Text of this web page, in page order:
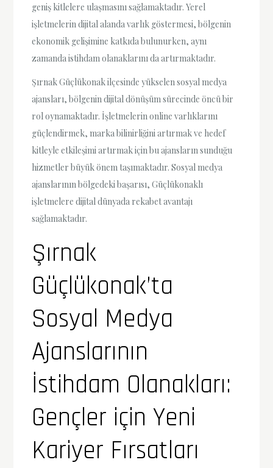
geniş kitlelere ulaşmasını sağlamaktadır. Yerel
işletmelerin dijital alanda varlık göstermesi, bölgenin
ekonomik gelişimine katkıda bulunurken, aynı
zamanda istihdam olanaklarını da artırmaktadır.
Şırnak Güçlükonak ilçesinde yükselen sosyal medya
ajansları, bölgenin dijital dönüşüm sürecinde öncü bir
rol oynamaktadır. İşletmelerin online varlıklarını
güçlendirmek, marka bilinirliğini artırmak ve hedef
kitleyle etkileşimi artırmak için bu ajansların sunduğu
hizmetler büyük önem taşımaktadır. Sosyal medya
ajanslarının bölgedeki başarısı, Güçlükonaklı
işletmelere dijital dünyada rekabet avantajı
sağlamaktadır.
Şırnak
Güçlükonak’ta
Sosyal Medya
Ajanslarının
İstihdam Olanakları:
Gençler için Yeni
Kariyer Fırsatları